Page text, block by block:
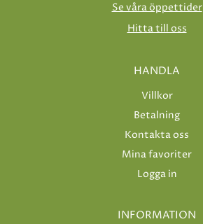
Se våra öppettider
Hitta till oss
HANDLA
Villkor
Betalning
Kontakta oss
Mina favoriter
Logga in
INFORMATION